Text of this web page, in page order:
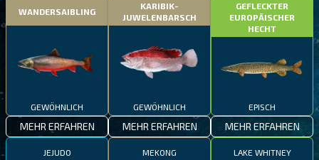
WANDERSAIBLING
GEWÖHNLICH
MEHR ERFAHREN
KARIBIK-
JUWELENBARSCH
GEWÖHNLICH
MEHR ERFAHREN
GEFLECKTER
EUROPÄISCHER
HECHT
EPISCH
MEHR ERFAHREN
JEJUDO MEKONG LAKE WHITNEY